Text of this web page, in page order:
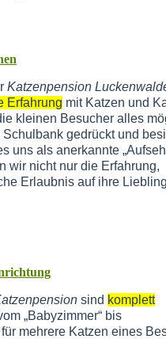
Katzenpension
Erfahrung mit Katzen und
kleinen Besucher alles
gedrückt und
uns als anerkannte
wir nicht nur die Erfahrung,
Erlaubnis auf ihre
sind komplett
„Babyzimmer“ bis
mehrere Katzen eines